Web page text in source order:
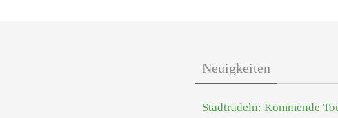
Neuigkeiten
Stadtradeln: Kommende